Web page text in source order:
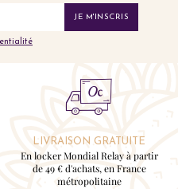
JE M'INSCRIS
LIVRAISON GRATUITE
En locker Mondial Relay à partir
de 49 € d'achats, en France
métropolitaine